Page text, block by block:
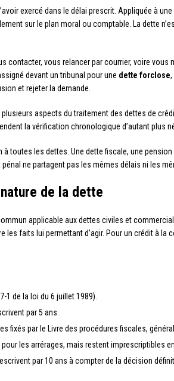
exercé dans le délai prescrit. Appliquée à
sur le plan moral ou comptable. La dette
vous relancer par courrier, voire vous
devant un tribunal pour une dette forclose,
et rejeter la demande.
aspects du traitement des dettes de
la vérification chronologique d’autant plus
toutes les dettes. Une dette fiscale, une
ne partagent pas les mêmes délais ni les
de la dette
applicable aux dettes civiles et
les faits lui permettant d’agir. Pour un crédit à
1 de la loi du 6 juillet 1989).
par 5 ans.
fixés par le Livre des procédures fiscales,
les arrérages, mais restent imprescriptibles
par 10 ans à compter de la décision